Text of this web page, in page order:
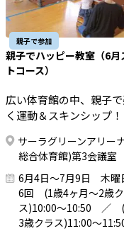
親子で参加
親子でハッピー教室（6月
トコース）
広い体育館の中、親子
く運動＆スキンシップ！
サーラグリーンアリー
総合体育館)第3会議室
6月4日～7月9日 木
6回 (1歳4ヶ月～2歳
ス)10:00～10:50 ／
3歳クラス)11:00～